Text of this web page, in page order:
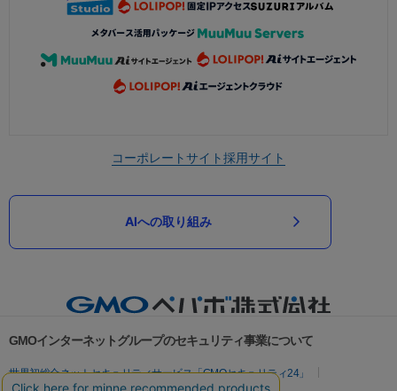
コーポレートサイト採用サイト
AIへの取り組み
GMOインターネットグループのセキュリティ事業について
世界初総合ネットセキュリティサービス「GMOセキュリティ24」